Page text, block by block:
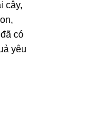
cây,
có
yêu